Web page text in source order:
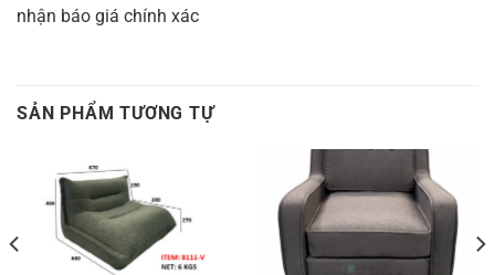
nhận báo giá chính xác
SẢN PHẨM TƯƠNG TỰ